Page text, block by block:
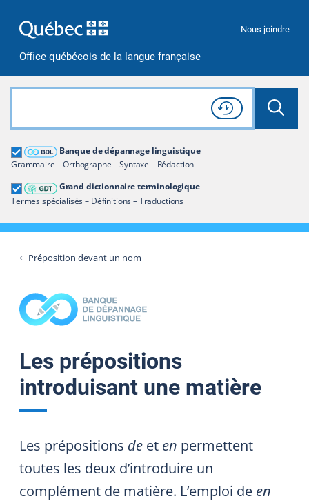
Office québécois de la langue française
Nous joindre
Rechercher dans tout le site
Lancer
Consulter l'
Historique
de recherche
Banque de dépannage linguistique
Grammaire – Orthographe – Syntaxe – Rédaction
Grand dictionnaire terminologique
Termes spécialisés – Définitions – Traductions
Grand dictionnaire terminologique
Restreindre aux termes
Préposition devant un nom
Les prépositions
introduisant une matière
Les prépositions de et en permettent
toutes les deux d’introduire un
complément de matière. L’emploi de en